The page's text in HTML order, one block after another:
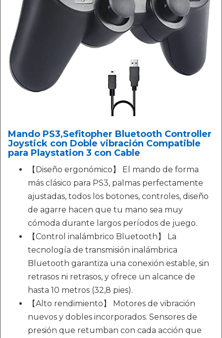
Mando PS3,Sefitopher Bluetooth Controller
Joystick con Doble vibración Compatible
para Playstation 3 con Cable
【Diseño ergonómico】 El mando de forma
más clásico para PS3, palmas perfectamente
ajustadas, todos los botones, controles, diseño
de agarre hacen que tu mano sea muy
cómoda durante largos períodos de juego.
【Control inalámbrico Bluetooth】 La
tecnología de transmisión inalámbrica
Bluetooth garantiza una conexión estable, sin
retrasos ni retrasos, y ofrece un alcance de
hasta 10 metros (32,8 pies).
【Alto rendimiento】 Motores de vibración
nuevos y dobles incorporados. Sensores de
presión que retumban con cada acción que